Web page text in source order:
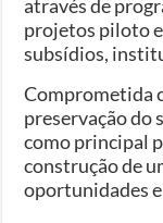
através de
projetos piloto
subsídios,
Comprometida
preservação do
como principal
construção de
oportunidades